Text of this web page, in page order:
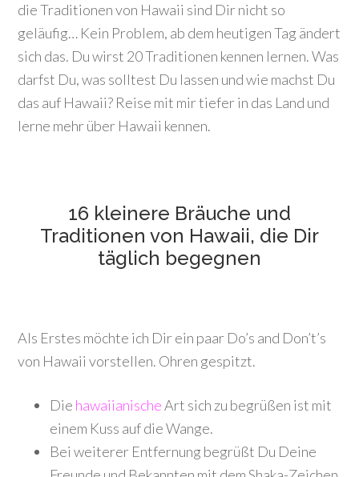
die Traditionen von Hawaii sind Dir nicht so
geläufig… Kein Problem, ab dem heutigen Tag ändert
sich das. Du wirst 20 Traditionen kennen lernen. Was
darfst Du, was solltest Du lassen und wie machst Du
das auf Hawaii? Reise mit mir tiefer in das Land und
lerne mehr über Hawaii kennen.
16 kleinere Bräuche und
Traditionen von Hawaii, die Dir
täglich begegnen
Als Erstes möchte ich Dir ein paar Do’s and Don’t’s
von Hawaii vorstellen. Ohren gespitzt.
Die hawaiianischeArt sich zu begrüßen ist mit
einem Kuss auf die Wange.
Bei weiterer Entfernung begrüßt Du Deine